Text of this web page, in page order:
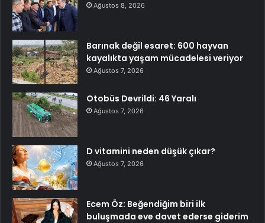
Ağustos 8, 2026
Barınak değil esaret: 600 hayvan
kayalıkta yaşam mücadelesi veriyor
Ağustos 7, 2026
Otobüs Devrildi: 46 Yaralı
Ağustos 7, 2026
D vitamini neden düşük çıkar?
Ağustos 7, 2026
Ecem Öz: Beğendiğim biri ilk
buluşmada eve davet ederse giderim